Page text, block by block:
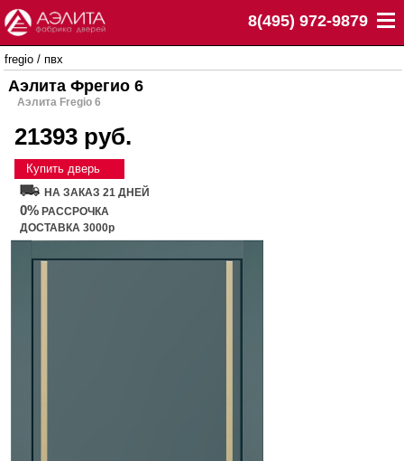
8(495) 972-9879
fregio / пвх
Аэлита Фрегио 6
Аэлита Fregio 6
21393 руб.
Купить дверь
НА ЗАКАЗ 21 ДНЕЙ
0% РАССРОЧКА
ДОСТАВКА 3000р